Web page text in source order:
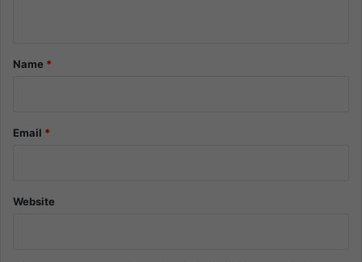
*Name *
Email *
Website